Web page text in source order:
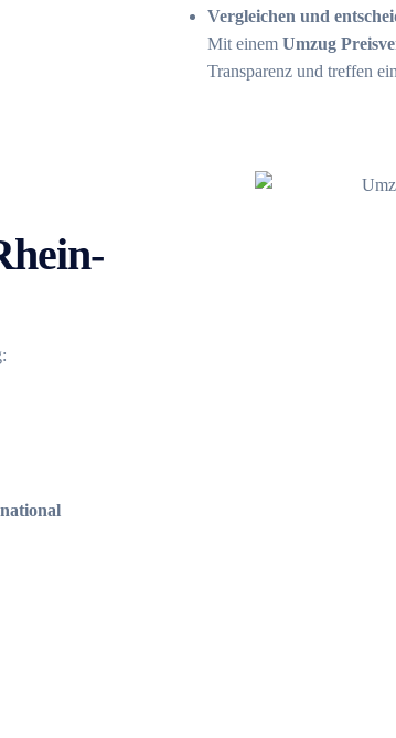
Vergleichen und
Mit einem Umzug
Transparenz und treffen